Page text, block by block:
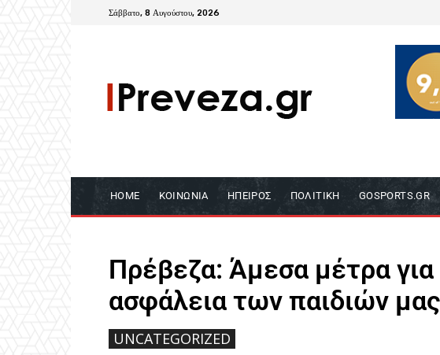
Σάββατο, 8 Αυγούστου, 2026
HOME ΚΟΙΝΩΝΊΑ ΉΠΕΙΡΟΣ ΠΟΛΙΤΙΚΉ GOSPORTS.GR
Πρέβεζα: Άμεσα μέτρα
ασφάλεια των παιδιών μας
UNCATEGORIZED